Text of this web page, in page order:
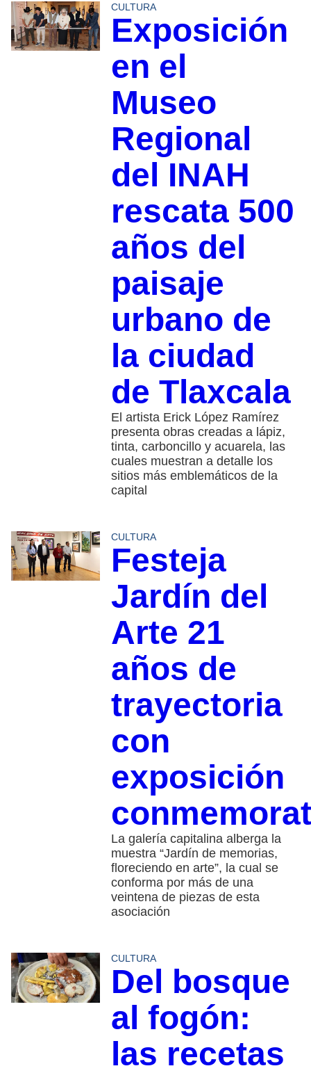
CULTURA
Exposición
en el
Museo
Regional
del INAH
rescata 500
años del
paisaje
urbano de
la ciudad
de Tlaxcala
El artista Erick López Ramírez
presenta obras creadas a lápiz,
tinta, carboncillo y acuarela, las
cuales muestran a detalle los
sitios más emblemáticos de la
capital
CULTURA
Festeja
Jardín del
Arte 21
años de
trayectoria
con
exposición
La galería capitalina alberga la
muestra “Jardín de memorias,
floreciendo en arte”, la cual se
conforma por más de una
veintena de piezas de esta
asociación
CULTURA
Del bosque
al fogón:
las recetas